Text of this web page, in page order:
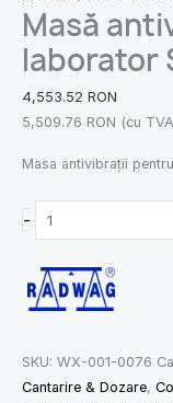
Masă
laborator
4,553.52 RON
5,509.76 RON (cu
Masa antivibrații
-
SKU: WX-001-0076
Cantarire & Dozare,